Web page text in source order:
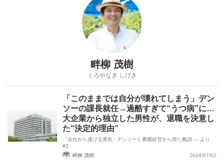
畔柳 茂樹
くろやなぎ しげき
「このままでは自分が壊れてしまう」デン
ソーの課長就任→過酷すぎて“うつ病”に…
大企業から独立した男性が、退職を決意し
た“決定的理由”
『会社から逃げる勇気 - デンソーと農園経営から得た教訓 -』より
#2
畔柳 茂樹
2024/07/02